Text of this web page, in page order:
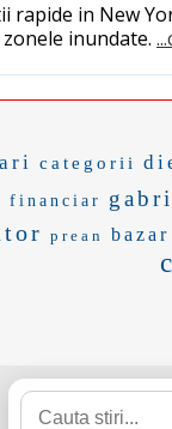
in New
inundate.
categorii
financiar
prean bazar